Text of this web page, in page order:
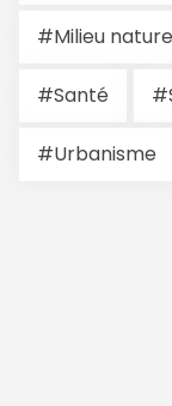
#Milieu
#Santé
#Urbanisme